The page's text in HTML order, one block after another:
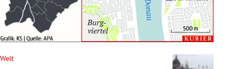
Welt